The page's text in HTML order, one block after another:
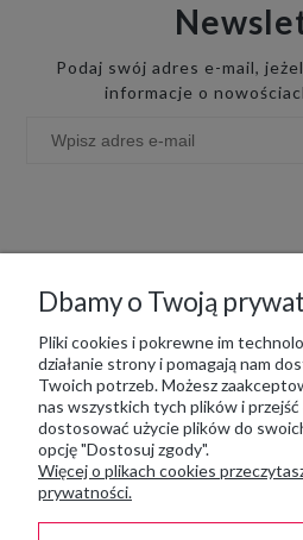
Podaj swój adres e-mail,
informacje o
Moje konto
Płatność i dostawa
Informacje
Dbamy o Twoją
Pliki cookies i pokrewne im
działanie strony i pomagają nam
Twoich potrzeb. Możesz
nas wszystkich tych plików i
dostosować użycie plików do
opcję "Dostosuj zgody".
Więcej o plikach cookies
prywatności.